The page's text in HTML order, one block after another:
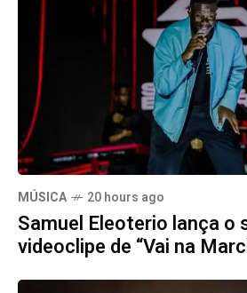
MÚSICA 20 hours ago
Samuel Eleoterio lança o
videoclipe de “Vai na